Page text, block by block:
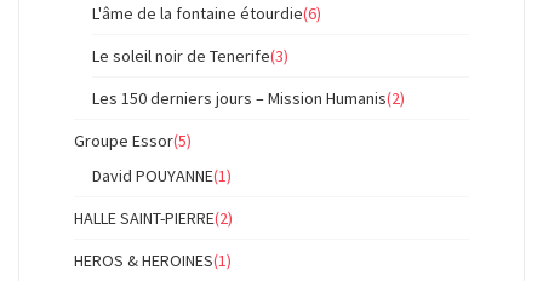
L'âme de la fontaine étourdie(6)
Le soleil noir de Tenerife(3)
Les 150 derniers jours – Mission Humanis(2)
Groupe Essor(5)
David POUYANNE(1)
HALLE SAINT-PIERRE(2)
HEROS & HEROINES(1)